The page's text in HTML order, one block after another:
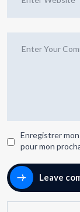
Enregistrer
pour mon
Leave